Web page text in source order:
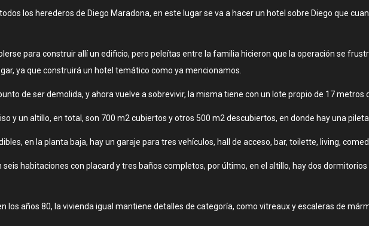
los herederos de Diego Maradona, en este lugar se va a hacer un hotel sobre Diego que
para construir allí un edificio, pero peleítas entre la familia hicieron que la operación se
ya que construirá un hotel temático como ya mencionamos.
de ser demolida, y ahora vuelve a sobrevivir, la misma tiene con un lote propio de 17 metros
y un altillo, en total, son 700 m2 cubiertos y otros 500 m2 descubiertos, en donde hay una pileta
en la planta baja, hay un garaje para tres vehículos, hall de acceso, bar, toilette, living,
habitaciones con placard y tres baños completos, por último, en el altillo, hay dos
los años 80, la vivienda igual mantiene detalles de categoría, como vitreaux y escaleras de